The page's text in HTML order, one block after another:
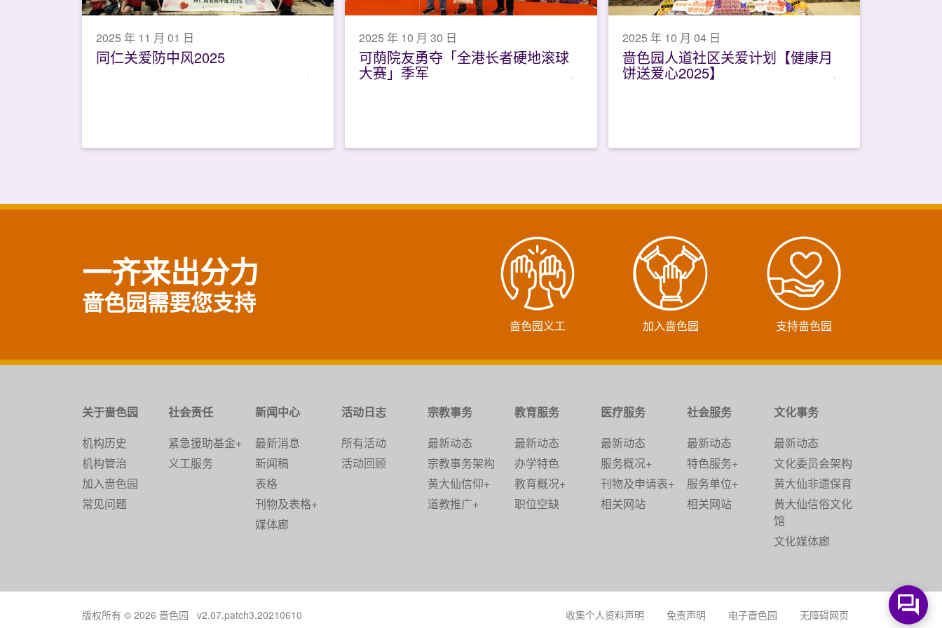
2025 年 11 月 01 日
同仁关爱防中风2025
2025 年 10 月 30 日
可荫院友勇夺「全港长者硬地滚球
大赛」季军
2025 年 10 月 04 日
啬色园人道社区关爱计划【健康月
饼送爱心2025】
一齐来出分力
啬色园需要您支持
啬色园义工 加入啬色园 支持啬色园
关于啬色园
机构历史
机构管治
加入啬色园
常见问题
社会责任
紧急援助基金+
义工服务
新闻中心
最新消息
新闻稿
表格
刊物及表格+
媒体廊
活动日志
所有活动
活动回顾
宗教事务
最新动态
宗教事务架构
黄大仙信仰+
道教推广+
教育服务
最新动态
办学特色
教育概况+
职位空缺
医疗服务
最新动态
服务概况+
刊物及申请表+
相关网站
社会服务
最新动态
特色服务+
服务单位+
相关网站
文化事务
最新动态
文化委员会架构
黄大仙非遗保育
黄大仙信俗文化
馆
文化媒体廊
版权所有 © 2026 啬色园 v2.07.patch3.20210610 收集个人资料声明 免责声明 电子啬色园 无障碍网页